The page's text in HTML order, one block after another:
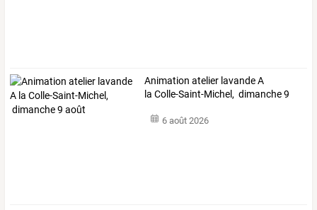
Animation atelier lavande A
la Colle-Saint-Michel, dimanche 9
6 août 2026